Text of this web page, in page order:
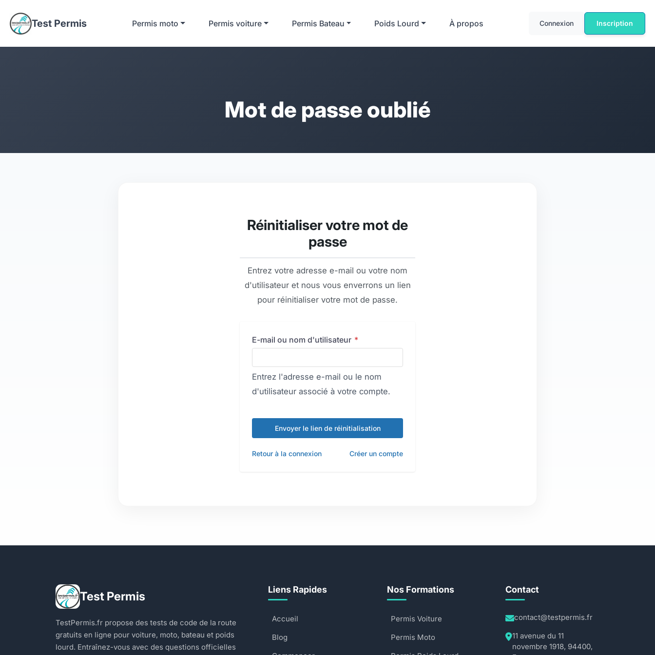
Test Permis Permis moto Permis voiture Permis Bateau Poids Lourd À propos Connexion Inscription
Mot de passe oublié
Réinitialiser votre mot de
passe
Entrez votre adresse e-mail ou votre nom
d'utilisateur et nous vous enverrons un lien
pour réinitialiser votre mot de passe.
E-mail ou nom d'utilisateur *
Entrez l'adresse e-mail ou le nom
d'utilisateur associé à votre compte.
Envoyer le lien de réinitialisation
Retour à la connexion Créer un compte
Test Permis
TestPermis.fr propose des tests de code de la route
gratuits en ligne pour voiture, moto, bateau et poids
lourd. Entraînez-vous avec des questions officielles
Liens Rapides
Accueil
Blog
Nos Formations
Permis Voiture
Permis Moto
Contact
contact@testpermis.fr
11 avenue du 11
novembre 1918, 94400,